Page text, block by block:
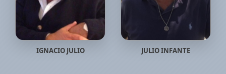
IGNACIO JULIO JULIO INFANTE